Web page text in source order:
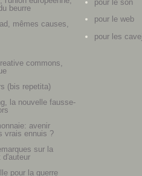
beurre
mêmes causes,
commons,
(bis repetita)
la nouvelle fausse-
avenir
vrais ennuis ?
sur la
d'auteur
pour la guerre
pour le son
pour le web
pour les